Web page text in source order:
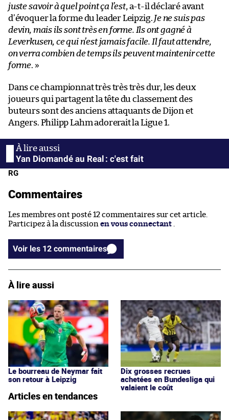
juste savoir à quel point ça l’est, a-t-il déclaré avant
d’évoquer la forme du leader Leipzig. Je ne suis pas
devin, mais ils sont très en forme. Ils ont gagné à
Leverkusen, ce qui n’est jamais facile. Il faut attendre,
on verra combien de temps ils peuvent maintenir cette
forme. »
Dans ce championnat très très très dur, les deux
joueurs qui partagent la tête du classement des
buteurs sont des anciens attaquants de Dijon et
Angers. Philipp Lahm adorerait la Ligue 1.
Yan Diomandé au Real : c'est fait
RG
Commentaires
Les membres ont posté 12 commentaires sur cet article.
Participez à la discussion en vous connectant
Voir les 12 commentaires
À lire aussi
Le bourreau de Neymar fait
son retour à Leipzig
Dix grosses recrues
achetées en Bundesliga qui
valaient le coût
Articles en tendances